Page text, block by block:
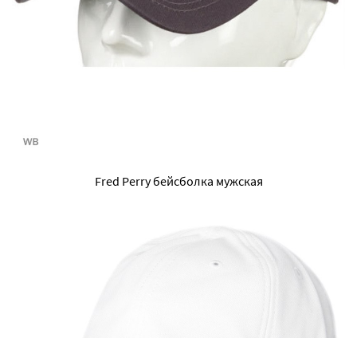
Fred Perry бейсболка мужская